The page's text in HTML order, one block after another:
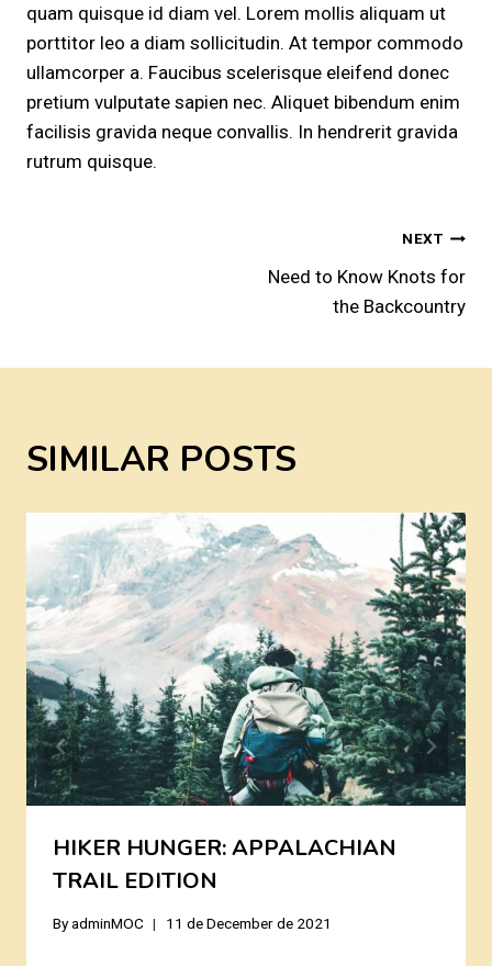
quam quisque id diam vel. Lorem mollis aliquam ut
porttitor leo a diam sollicitudin. At tempor commodo
ullamcorper a. Faucibus scelerisque eleifend donec
pretium vulputate sapien nec. Aliquet bibendum enim
facilisis gravida neque convallis. In hendrerit gravida
rutrum quisque.
NEXT
Need to Know Knots for
the Backcountry
SIMILAR POSTS
HIKER HUNGER: APPALACHIAN
TRAIL EDITION
ByadminMOC 11 de December de 2021